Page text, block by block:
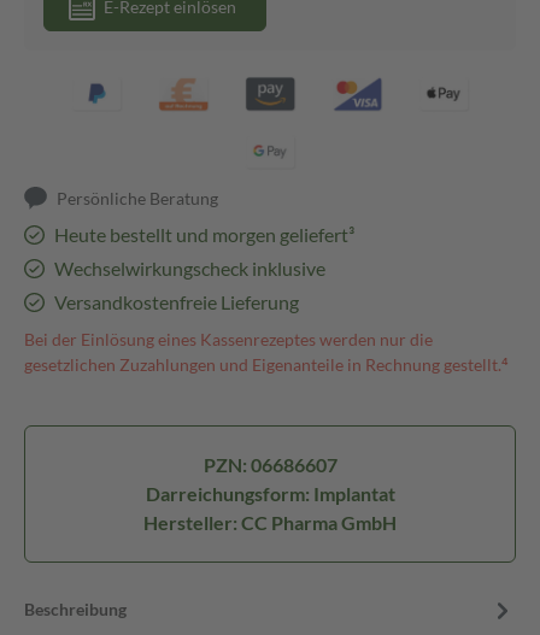
E-Rezept einlösen
Persönliche Beratung
Heute bestellt und morgen geliefert³
Wechselwirkungscheck inklusive
Versandkostenfreie Lieferung
Bei der Einlösung eines Kassenrezeptes werden nur die
gesetzlichen Zuzahlungen und Eigenanteile in Rechnung gestellt.⁴
PZN: 06686607
Darreichungsform: Implantat
Hersteller: CC Pharma GmbH
Beschreibung